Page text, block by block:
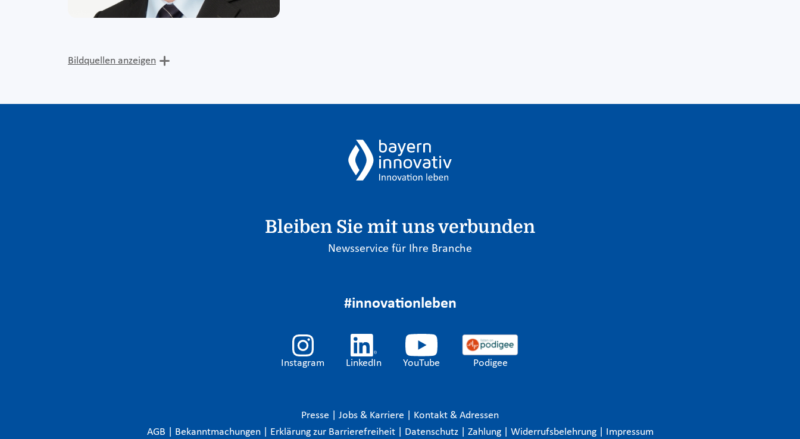
Bildquellen anzeigen
Bleiben Sie mit uns verbunden
Newsservice für Ihre Branche
#innovationleben
Instagram LinkedIn YouTube Podigee
Presse Jobs & Karriere
Kontakt & Adressen
AGB
Bekanntmachungen Erklärung zur Barrierefreiheit Datenschutz Zahlung Widerrufsbelehrung Impressum